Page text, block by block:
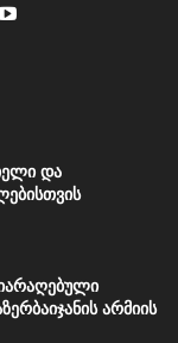
და
არმიის